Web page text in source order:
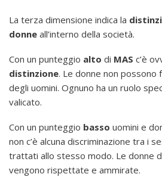
La terza dimensione indica la
donne all’interno della società.
Con un punteggio alto di MAS c’è
distinzione. Le donne non
degli uomini. Ognuno ha un ruolo
valicato.
Con un punteggio basso uomini e
non c’è alcuna discriminazione tra i
trattati allo stesso modo. Le donne
vengono rispettate e ammirate.